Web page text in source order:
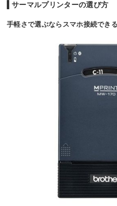
サーマルプリンターの選び方
手軽さで選ぶならスマホ接続でき